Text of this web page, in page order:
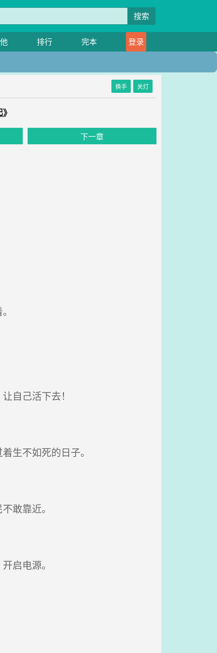
搜索
排行 完本
登录
换手 关灯
下一章
自己活下去！
生不如死的日子。
敢靠近。
启电源。